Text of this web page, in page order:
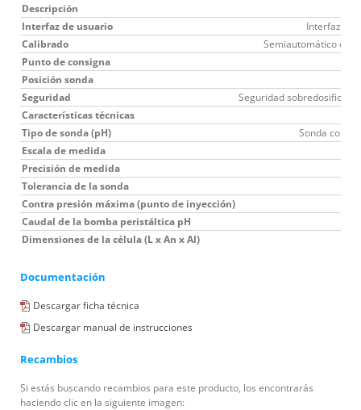
Descripción
Interfaz de usuario
Interfaz del
Calibrado
Semiautomático en
Punto de consigna
Posición sonda
Seguridad
Seguridad
Características técnicas
Tipo de sonda (pH)
Sonda
Escala de medida
Precisión de medida
Tolerancia de la sonda
Contra presión máxima (punto de inyección)
Caudal de la bomba peristáltica pH
Dimensiones de la célula (L x An x Al)
Documentación
Descargar ficha técnica
Descargar manual de instrucciones
Recambios
Si estás buscando recambios para este producto, los encontrarás
haciendo clic en la siguiente imagen: